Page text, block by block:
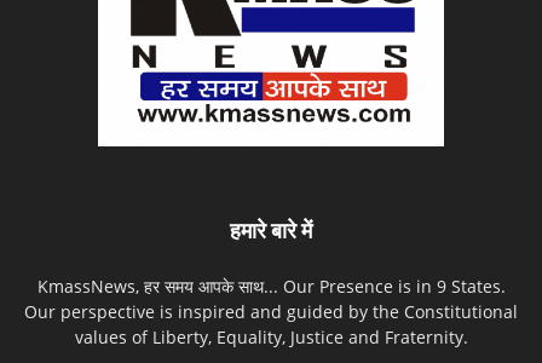
हमारे बारे में
KmassNews, हर समय आपके साथ... Our Presence is in 9 States.
Our perspective is inspired and guided by the Constitutional
values of Liberty, Equality, Justice and Fraternity.